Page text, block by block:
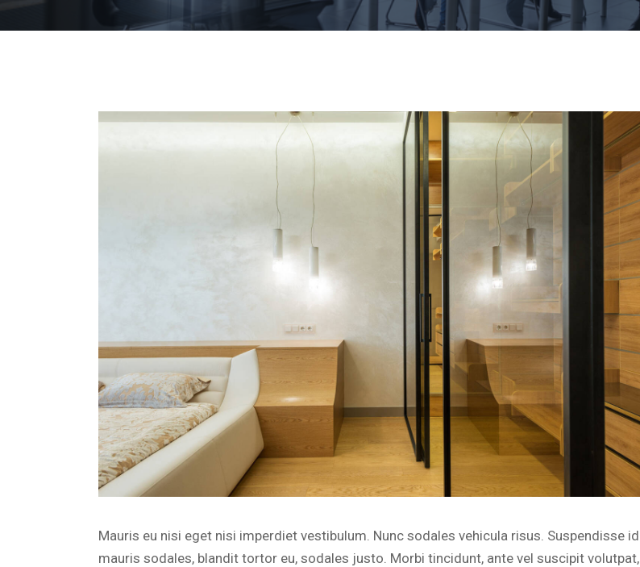
Mauris eu nisi eget nisi imperdiet vestibulum. Nunc sodales vehicula risus. Suspendisse id
mauris sodales, blandit tortor eu, sodales justo. Morbi tincidunt, ante vel suscipit volutpat,